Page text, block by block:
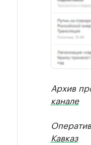
Архив
канале
Кавказ